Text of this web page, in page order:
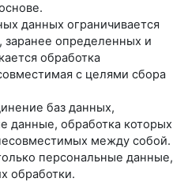
данных ограничивается
определенных и
обработка
с целями сбора
баз данных,
данные, обработка которых
между собой.
персональные данные,
обработки.